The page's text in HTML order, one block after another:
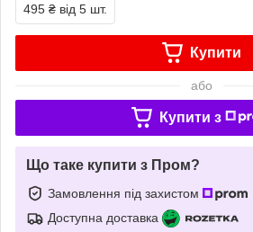
495 ₴ від 5 шт.
Купити
або
Купити з
Що таке купити з Пром?
Замовлення під захистом
Доступна доставка